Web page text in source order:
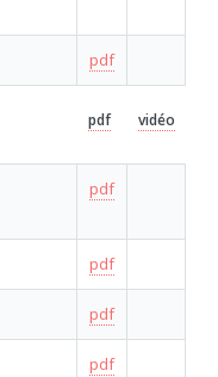
pdf
pdf vidéo
pdf
pdf
pdf
pdf